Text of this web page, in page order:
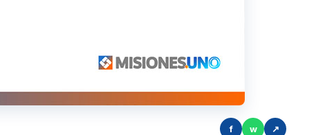
f w ↗